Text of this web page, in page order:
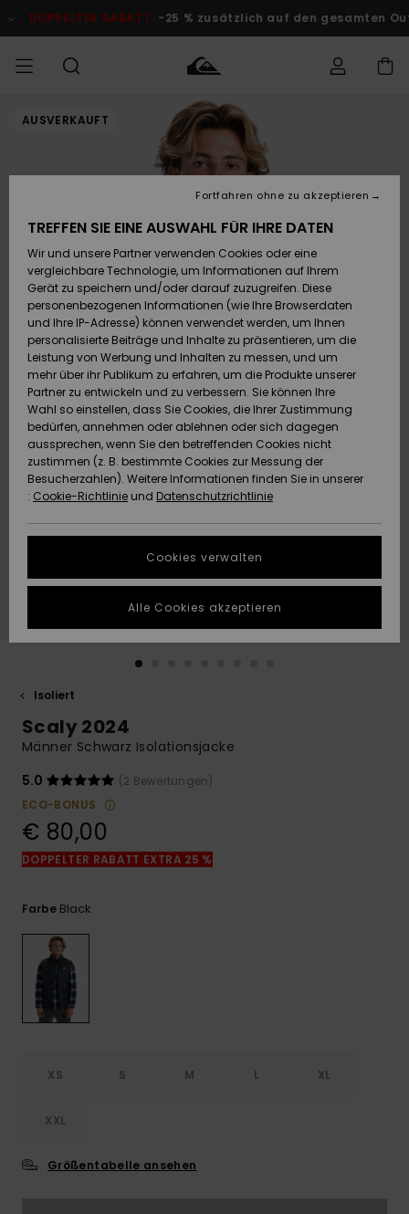
ProduktinformationRABATT -25 % zusätzlich auf den gesamten Outlet-
MÄNNER Kleidung
Accessoires
Schuhe&
Flip-Flops
Surf
Snow
Brandneu
Highlights
JUNGEN
Kleidung
Accessoires
Schuhe&
Flip-Flops
Surf
Snow
Brandneu
Highlights
FRAUEN
Shop
Brandneu
Highlights
Snow
SURF
Surf Shop
Männer
Kinder
Highlights
Community
SNOW
Snow Shop
Männer
Kinder
Snow Shop
Damen
Highlights
Community
DOPPELTER
RABATT
Outlet
Herren
KINDER
Outlet
Frauen
HILFE & KONTAKT
Auf meine
Bestellung
zugreifen
Versand
Retouren
Bezahlung
Geschenkkarte
Quiksilver
Freedom
Datenschutz
Starten Sie eine
Unterhaltung,
schnellste
Antwort auf Ihre
Frage zu
Finden Sie
Antworten auf
die häufigsten
Fragen sowie
FAQ
NACHHALTIGKEIT
WUNSCHLISTE
AUSVERKAUFT
Isoliert
Scaly 2024
Männer Schwarz Isolationsjacke
5.0
(2 Bewertungen)
ECO-BONUS
€ 80,00
DOPPELTER RABATT EXTRA 25 %
Farbe Black
XS S M L XL
XXL
Größentabelle ansehen
TREFFEN SIE EINE AUSWAHL FÜR IHRE DATEN
Wir und unsere Partner verwenden Cookies oder eine
vergleichbare Technologie, um Informationen auf Ihrem
Gerät zu speichern und/oder darauf zuzugreifen. Diese
personenbezogenen Informationen (wie Ihre Browserdaten
und Ihre IP-Adresse) können verwendet werden, um Ihnen
personalisierte Beiträge und Inhalte zu präsentieren, um die
Leistung von Werbung und Inhalten zu messen, und um
mehr über ihr Publikum zu erfahren, um die Produkte unserer
Partner zu entwickeln und zu verbessern. Sie können Ihre
Wahl so einstellen, dass Sie Cookies, die Ihrer Zustimmung
bedürfen, annehmen oder ablehnen oder sich dagegen
aussprechen, wenn Sie den betreffenden Cookies nicht
zustimmen (z. B. bestimmte Cookies zur Messung der
Besucherzahlen). Weitere Informationen finden Sie in unserer
: Cookie-Richtlinie und Datenschutzrichtlinie
Cookies verwalten
Fortfahren ohne zu akzeptieren
Alle Cookies akzeptieren